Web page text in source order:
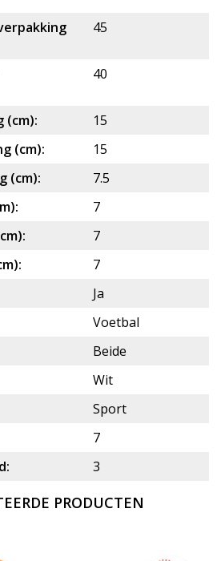
45
40
(cm):
15
(cm):
15
(cm):
7.5
7
7
7
Ja
Voetbal
Beide
Wit
Sport
7
3
PRODUCTEN